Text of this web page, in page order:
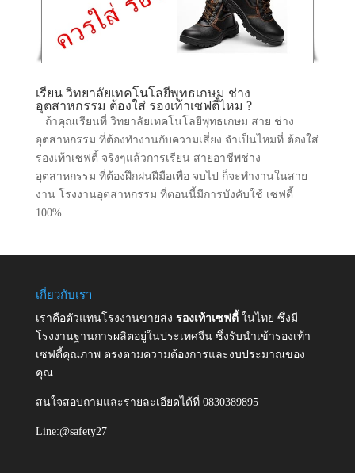
เรียน วิทยาลัยเทคโนโลยีพุทธเกษม ช่าง
อุตสาหกรรม ต้องใส่ รองเท้าเซฟตี้ไหม ?
ถ้าคุณเรียนที่ วิทยาลัยเทคโนโลยีพุทธเกษม สาย ช่าง
อุตสาหกรรม ที่ต้องทำงานกับความเสี่ยง จำเป็นไหมที่ ต้องใส่
รองเท้าเซฟตี้ จริงๆแล้วการเรียน สายอาชีพช่าง
อุตสาหกรรม ที่ต้องฝึกฝนฝีมือเพื่อ จบไป ก็จะทำงานในสาย
งาน โรงงานอุตสาหกรรม ที่ตอนนี้มีการบังคับใช้ เซฟตี้
100%...
เกี่ยวกับเรา
เราคือตัวแทนโรงงานขายส่ง รองเท้าเซฟตี้ ในไทย ซึ่งมี
โรงงานฐานการผลิตอยู่ในประเทศจีน ซึ่งรับนำเข้ารองเท้า
เซฟตี้คุณภาพ ตรงตามความต้องการและงบประมาณของ
คุณ
สนใจสอบถามและรายละเอียดได้ที่ 0830389895
Line:@safety27